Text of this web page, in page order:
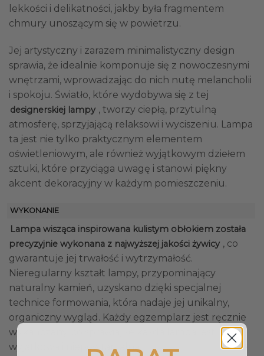
lekkości i delikatności, jakby była fragmentem
chmury unoszącym się w powietrzu.
Jej artystyczny i zarazem minimalistyczny design
sprawia, że idealnie komponuje się z nowoczesnymi
wnętrzami, wprowadzając do nich nutę melancholii
i spokoju. Światło, które wydobywa się z tej
designerskiej lampy , tworzy ciepłą, przytulną
atmosferę, sprzyjającą relaksowi i wyciszeniu. Lampa
ta jest nie tylko praktycznym elementem
oświetleniowym, ale również wyjątkowym dziełem
sztuki, które przyciąga uwagę i stanowi piękny
akcent dekoracyjny w każdym pomieszczeniu.
WYKONANIE
Lampa wisząca inspirowana kulistym obłokiem została
precyzyjnie wykonana z najwyższej jakości żywicy , co
gwarantuje jej trwałość i wytrzymałość.
Nieregularny kształt lampy, przypominający
naturalny kamień, uzyskano dzięki specjalnej
technice formowania, która nadaje jej unikalny,
organiczny wygląd. Każdy egzemplarz jest ręcznie
wykańczany, co sprawia, że każda lampa jest
wyjątkowa i niepowtarzalna.